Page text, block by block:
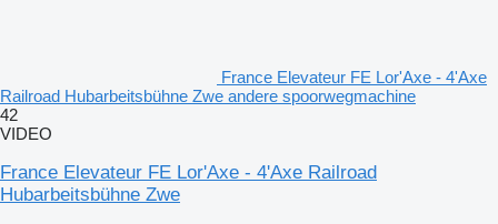
France Elevateur FE Lor'Axe - 4'Axe
Railroad Hubarbeitsbühne Zwe andere spoorwegmachine
42
VIDEO
France Elevateur FE Lor'Axe - 4'Axe Railroad
Hubarbeitsbühne Zwe